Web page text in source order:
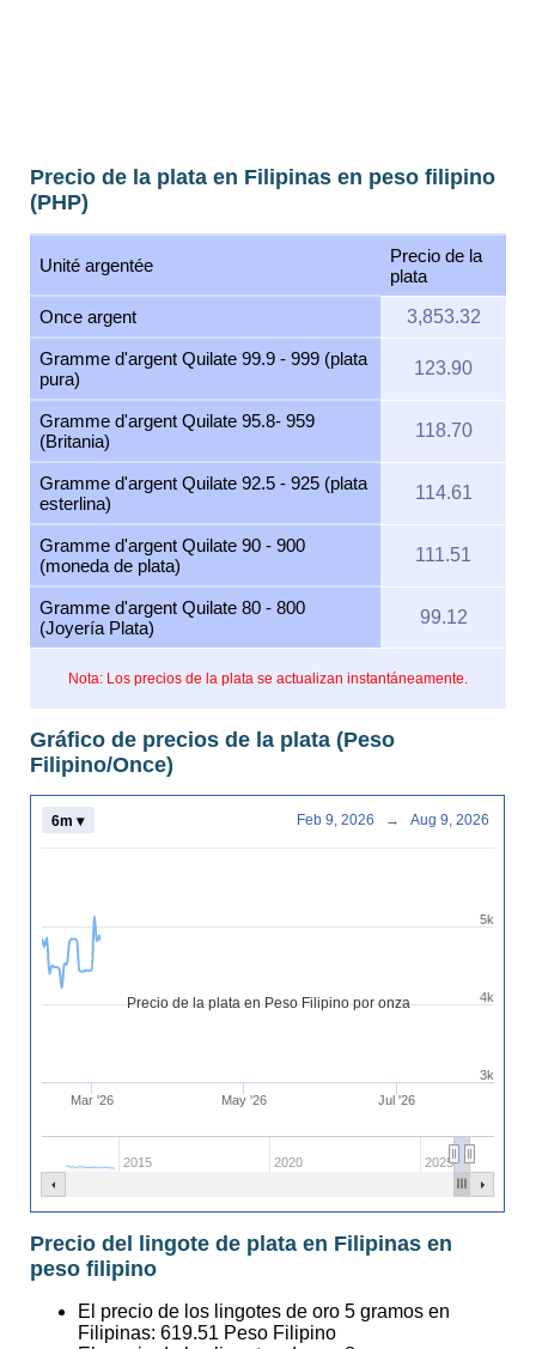
Precio de la plata en Filipinas en peso filipino
(PHP)
Unité argentée
Precio de la
plata
Nota: Los precios de la plata se actualizan instantáneamente.
Once argent 3,853.32
Gramme d'argent Quilate 99.9 - 999 (plata
pura)
123.90
Gramme d'argent Quilate 95.8- 959
(Britania)
118.70
Gramme d'argent Quilate 92.5 - 925 (plata
esterlina)
114.61
Gramme d'argent Quilate 90 - 900
(moneda de plata)
111.51
Gramme d'argent Quilate 80 - 800
(Joyería Plata)
99.12
Gráfico de precios de la plata (Peso
Filipino/Once)
Precio de la plata en Peso Filipino por onza
Mar '26 May '26 Jul '26
2015 2020 2025
3k
4k
5k
6m ▾ Feb 9, 2026 → Aug 9, 2026
Precio del lingote de plata en Filipinas en
peso filipino
El precio de los lingotes de oro 5 gramos en
Filipinas: 619.51 Peso Filipino